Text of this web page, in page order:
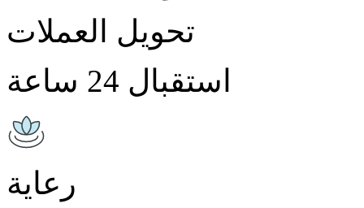
تحويل العملات
استقبال 24 ساعة
رعاية